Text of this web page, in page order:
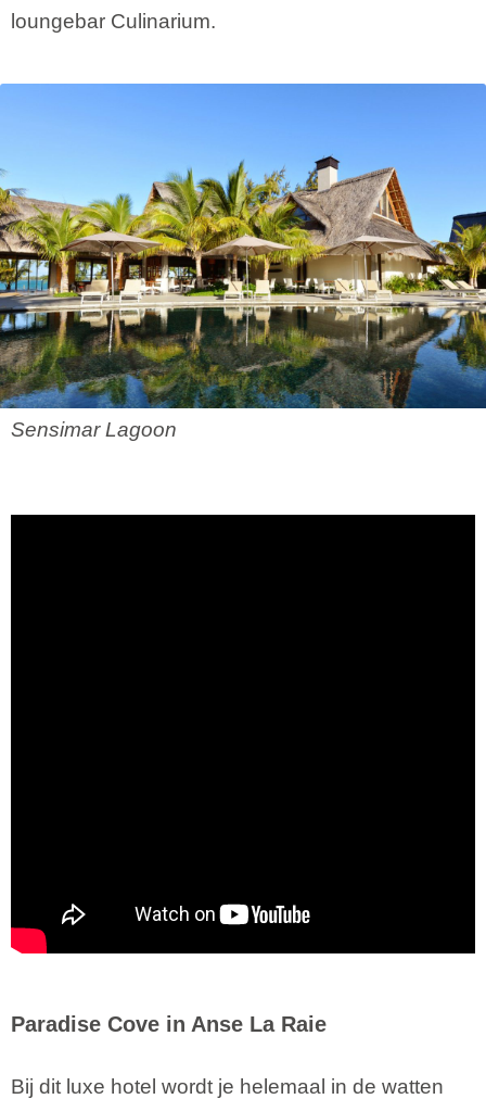
loungebar Culinarium.
Sensimar Lagoon
Paradise Cove in Anse La Raie
Bij dit luxe hotel wordt je helemaal in de watten